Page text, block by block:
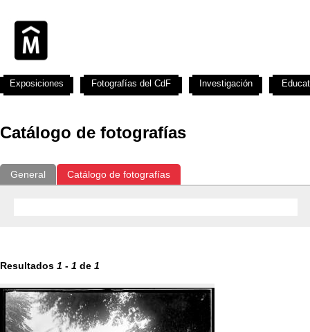
Catálogo de fotografías
General Catálogo de fotografías
Resultados 1 - 1 de 1
Exposiciones Fotografías del CdF Investigación